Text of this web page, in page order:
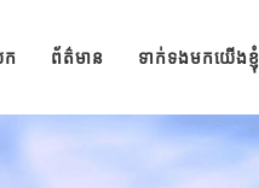
ព័ត៌មាន ទាក់ទងមកយើងខ្ញុំ